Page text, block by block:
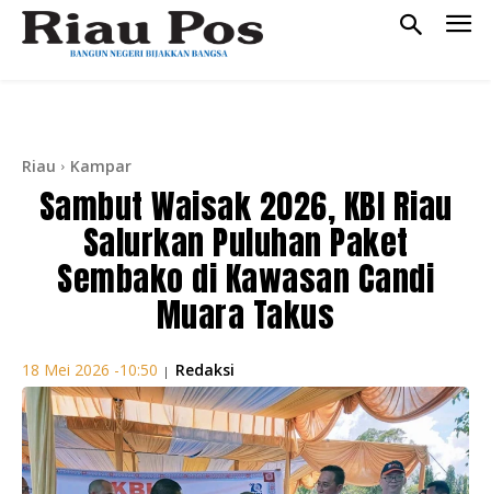
Riau Kampar
Sambut Waisak 2026, KBI Riau
Salurkan Puluhan Paket
Sembako di Kawasan Candi
Muara Takus
18 Mei 2026 -10:50 | Redaksi